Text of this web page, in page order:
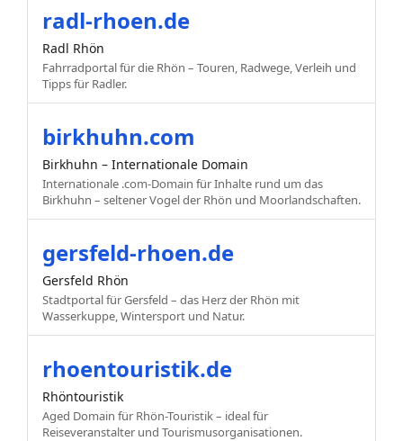
radl-rhoen.de
Radl Rhön
Fahrradportal für die Rhön – Touren, Radwege, Verleih und
Tipps für Radler.
birkhuhn.com
Birkhuhn – Internationale Domain
Internationale .com-Domain für Inhalte rund um das
Birkhuhn – seltener Vogel der Rhön und Moorlandschaften.
gersfeld-rhoen.de
Gersfeld Rhön
Stadtportal für Gersfeld – das Herz der Rhön mit
Wasserkuppe, Wintersport und Natur.
rhoentouristik.de
Rhöntouristik
Aged Domain für Rhön-Touristik – ideal für
Reiseveranstalter und Tourismusorganisationen.